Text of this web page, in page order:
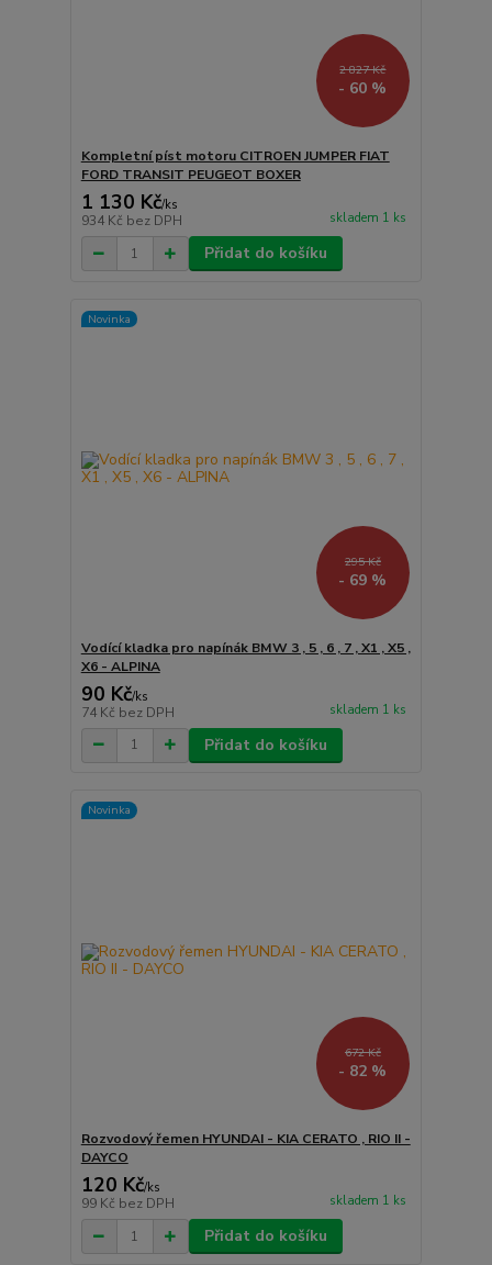
2 827 Kč
- 60 %
Kompletní píst motoru CITROEN JUMPER FIAT
FORD TRANSIT PEUGEOT BOXER
1 130 Kč/ks
934 Kč bez DPH skladem 1 ks
Přidat do košíku
Novinka
295 Kč
- 69 %
Vodící kladka pro napínák BMW 3 , 5 , 6 , 7 , X1 , X5 ,
X6 - ALPINA
90 Kč/ks
74 Kč bez DPH skladem 1 ks
Přidat do košíku
Novinka
672 Kč
- 82 %
Rozvodový řemen HYUNDAI - KIA CERATO , RIO II -
DAYCO
120 Kč/ks
99 Kč bez DPH skladem 1 ks
Přidat do košíku